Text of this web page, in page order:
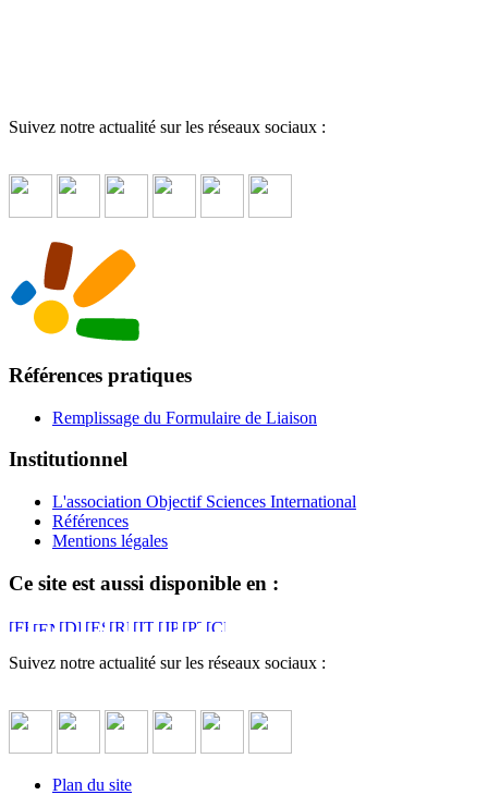
Suivez notre actualité sur les réseaux sociaux :
Références pratiques
Remplissage du Formulaire de Liaison
Institutionnel
L'association Objectif Sciences International
Références
Mentions légales
Ce site est aussi disponible en :
Suivez notre actualité sur les réseaux sociaux :
Plan du site